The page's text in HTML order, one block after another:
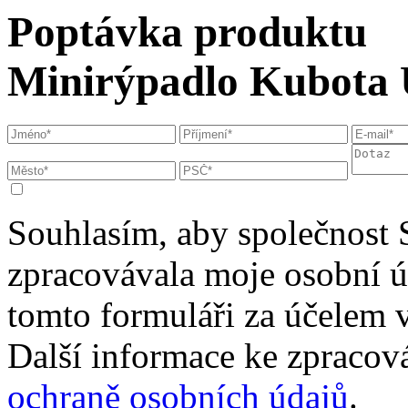
Poptávka produktu
Minirýpadlo Kubota
Souhlasím, aby společnost
zpracovávala moje osobní
tomto formuláři za
Další informace ke
ochraně osobních údajů.